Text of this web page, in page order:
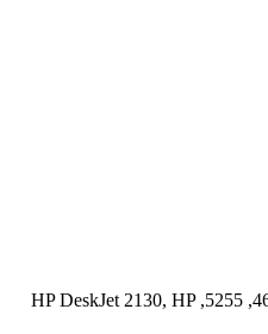
1112, 3830, 4650, 5255, HP DeskJet 2130, HP